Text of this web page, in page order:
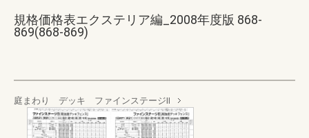
規格価格表エクステリア編_2008年度版 868-
869(868-869)
庭まわり デッキ ファインステージⅡ